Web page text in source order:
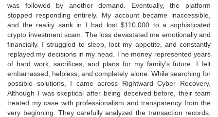
was followed by another demand. Eventually, the platform
stopped responding entirely. My account became inaccessible,
and the reality sank in I had lost $110,000 to a sophisticated
crypto investment scam. The loss devastated me emotionally and
financially. I struggled to sleep, lost my appetite, and constantly
replayed my decisions in my head. The money represented years
of hard work, sacrifices, and plans for my family’s future. I felt
embarrassed, helpless, and completely alone. While searching for
possible solutions, I came across Rightward Cyber Recovery.
Although I was skeptical after being deceived before, their team
treated my case with professionalism and transparency from the
very beginning. They carefully analyzed the transaction records,